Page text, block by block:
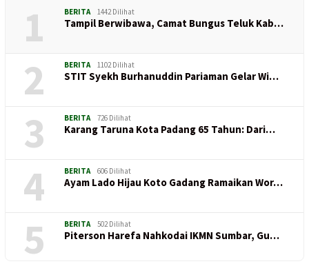
1 BERITA 1442 Dilihat
Tampil Berwibawa, Camat Bungus Teluk Kab…
2 BERITA 1102 Dilihat
STIT Syekh Burhanuddin Pariaman Gelar Wi…
3 BERITA 726 Dilihat
Karang Taruna Kota Padang 65 Tahun: Dari…
4 BERITA 606 Dilihat
Ayam Lado Hijau Koto Gadang Ramaikan Wor…
5 BERITA 502 Dilihat
Piterson Harefa Nahkodai IKMN Sumbar, Gu…